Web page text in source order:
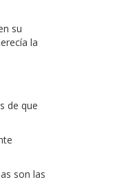
su
la
de que
son las